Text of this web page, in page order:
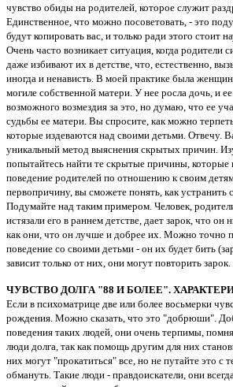
чувство обиды на родителей, которое служит
Единственное, что можно посоветовать, - это
будут копировать вас, и только ради этого стоит
Очень часто возникает ситуация, когда родители
даже избивают их в детстве, что, естественно,
иногда и ненависть. В моей практике была
могиле собственной матери. У нее росла дочь, и
возможного возмездия за это, но думаю, что ее
судьбы ее матери. Вы спросите, как можно
которые издеваются над своими детьми. Отвечу.
уникальный метод выяснения скрытых причин.
попытайтесь найти те скрытые причины, которые
поведение родителей по отношению к своим
первопричину, вы сможете понять, как устранить
Подумайте над таким примером. Человек,
истязали его в раннем детстве, дает зарок, что он
как они, что он лучше и добрее их. Можно точно
поведение со своими детьми - он их будет бить
зависит только от них, они могут повторить зарок.
ЧУВСТВО ДОЛГА "88 И БОЛЕЕ".
Если в психоматрице две или более восьмерки
рождения. Можно сказать, что это "добрюши".
поведения таких людей, они очень терпимы,
люди долга, так как помощь другим для них
них могут "прокатиться" все, но не путайте это с
обмануть. Такие люди - правдоискатели, они